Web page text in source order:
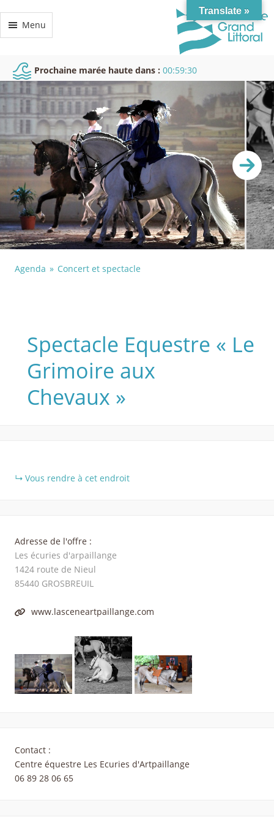
Menu
Prochaine marée haute dans : 00:59:29
Agenda Concert et spectacle
Spectacle Equestre « Le
Grimoire aux
Chevaux »
Vous rendre à cet endroit
Adresse de l'offre :
Les écuries d'arpaillange
1424 route de Nieul
85440 GROSBREUIL
www.lasceneartpaillange.com
Contact :
Centre équestre Les Ecuries d'Artpaillange
06 89 28 06 65
Translate »